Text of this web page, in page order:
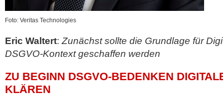
Foto: Veritas Technologies
Eric Waltert: Zunächst sollte die Grundlage für
DSGVO-Kontext geschaffen werden
ZU BEGINN DSGVO-BEDENKEN
KLÄREN